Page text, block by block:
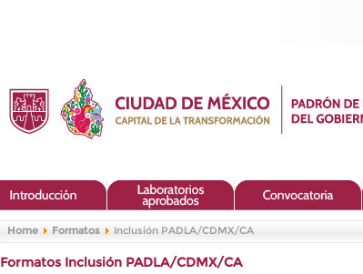
Home Formatos Inclusión PADLA/CDMX/CA
Formatos Inclusión PADLA/CDMX/CA